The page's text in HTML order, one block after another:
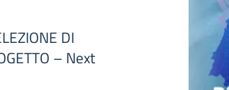
DI
– Next